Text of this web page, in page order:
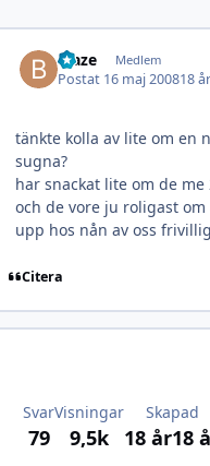
blaze Medlem
Postat 16 maj 200818 år
tänkte kolla av lite om en
sugna?
har snackat lite om de
och de vore ju roligast
upp hos nån av oss
Citera
Svar
79
Visningar
9,5k
Skapad
18 år18